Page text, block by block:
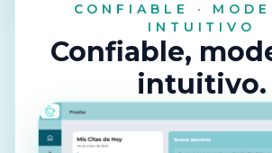
SALUTA360
Conectamos la
Te devolvemos
CONFIABLE ·
INTUITIVO
Confiable,
intuitivo.